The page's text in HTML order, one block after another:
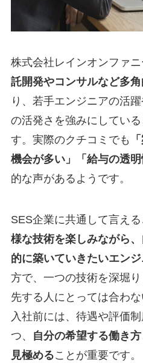
株式会社レインオンファニ
託開発やコンサルなど多
り、若手エンジニアの活
の活発さを強みにしてい
す。実際のクチコミでも
機会が多い」「給与の透明
的な声があるようです。
SES企業に共通して言える
様な技術を楽しみながら
的に築いていきたいエン
方で、一つの技術を深堀
先する人にとっては合わな
入社前には、待遇や評価
つ、
自分の希望する働き
見極めることが重要です。